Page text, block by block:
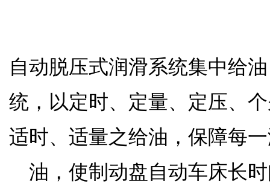
自动脱压式润滑系统集中给
统，以定时、定量、定压、
适时、适量之给油，保障每
油，使制动盘自动车床长